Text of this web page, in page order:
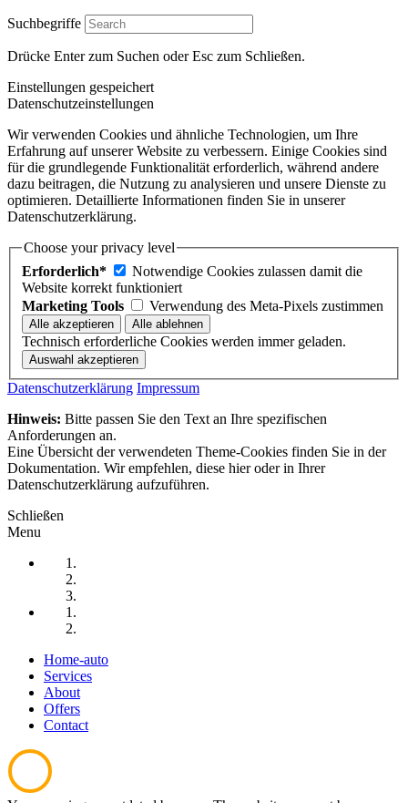
Suchbegriffe
Drücke Enter zum Suchen oder Esc zum Schließen.
Einstellungen gespeichert
Datenschutzeinstellungen
Wir verwenden Cookies und ähnliche Technologien, um Ihre
Erfahrung auf unserer Website zu verbessern. Einige Cookies sind
für die grundlegende Funktionalität erforderlich, während andere
dazu beitragen, die Nutzung zu analysieren und unsere Dienste zu
optimieren. Detaillierte Informationen finden Sie in unserer
Datenschutzerklärung.
Choose your privacy level
Erforderlich*
Notwendige Cookies zulassen damit die
Website korrekt funktioniert
Marketing Tools
Verwendung des Meta-Pixels zustimmen
Technisch erforderliche Cookies werden immer geladen.
Datenschutzerklärung Impressum
Hinweis: Bitte passen Sie den Text an Ihre spezifischen
Anforderungen an.
Eine Übersicht der verwendeten Theme-Cookies finden Sie in der
Dokumentation. Wir empfehlen, diese hier oder in Ihrer
Datenschutzerklärung aufzuführen.
Schließen
Menu
Home-auto
Services
About
Offers
Contact